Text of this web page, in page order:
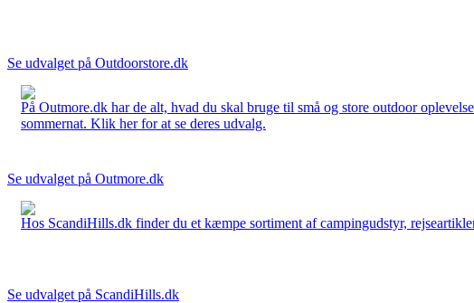
Se udvalget på Outdoorstore.dk
På Outmore.dk har de alt, hvad du skal bruge til små og store outdoor
sommernat. Klik her for at se deres udvalg.
Se udvalget på Outmore.dk
Hos ScandiHills.dk finder du et kæmpe sortiment af campingudstyr,
Se udvalget på ScandiHills.dk